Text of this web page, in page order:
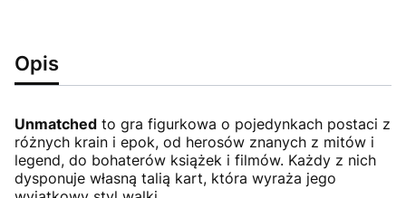
Opis
Unmatched to gra figurkowa o pojedynkach postaci z
różnych krain i epok, od herosów znanych z mitów i
legend, do bohaterów książek i filmów. Każdy z nich
dysponuje własną talią kart, która wyraża jego